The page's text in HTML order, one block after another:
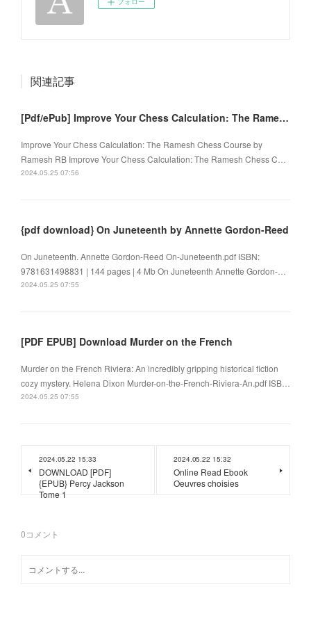
関連記事
[Pdf/ePub] Improve Your Chess Calculation: The Ramesh Chess Course by Ramesh RB download ebook
Improve Your Chess Calculation: The Ramesh Chess Course by
Ramesh RB Improve Your Chess Calculation: The Ramesh Chess C…
2024.05.25 07:56
{pdf download} On Juneteenth by Annette Gordon-Reed
On Juneteenth. Annette Gordon-Reed On-Juneteenth.pdf ISBN:
9781631498831 | 144 pages | 4 Mb On Juneteenth Annette Gordon-…
2024.05.25 07:55
[PDF EPUB] Download Murder on the French
Murder on the French Riviera: An incredibly gripping historical fiction
cozy mystery. Helena Dixon Murder-on-the-French-Riviera-An.pdf ISB…
2024.05.25 07:55
2024.05.22 15:33
DOWNLOAD [PDF]
{EPUB} Percy Jackson
Tome 1
2024.05.22 15:32
Online Read Ebook
Oeuvres choisies
0コメント